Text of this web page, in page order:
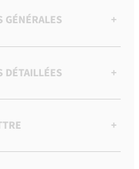
GÉNÉRALES +
DÉTAILLÉES +
+